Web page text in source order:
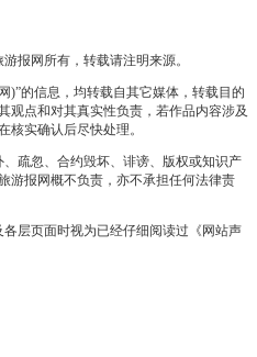
报网所有，转载请注明来源。
)”的信息，均转载自其它媒体，转载目的
观点和对其真实性负责，若作品内容涉及
核实确认后尽快处理。
疏忽、合约毁坏、诽谤、版权或知识产
游报网概不负责，亦不承担任何法律责
层页面时视为已经仔细阅读过《网站声